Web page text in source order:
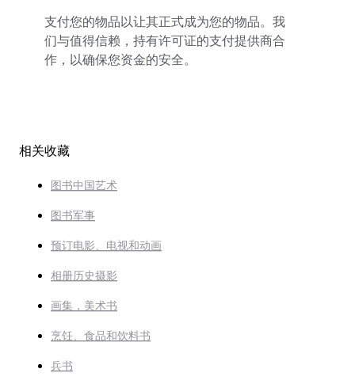
支付您的物品以让其正式成为您的物品。我
们与值得信赖，持有许可证的支付提供商合
作，以确保您资金的安全。
相关收藏
图书中国艺术
图书军事
预订电影、电视和动画
相册历史摄影
画集，美术书
烹饪、食品和饮料书
兵书